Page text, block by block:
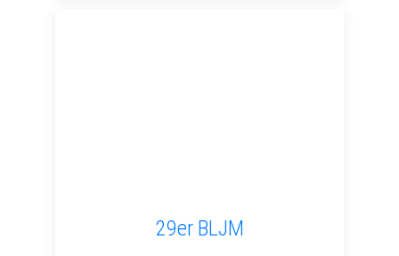
29er BLJM